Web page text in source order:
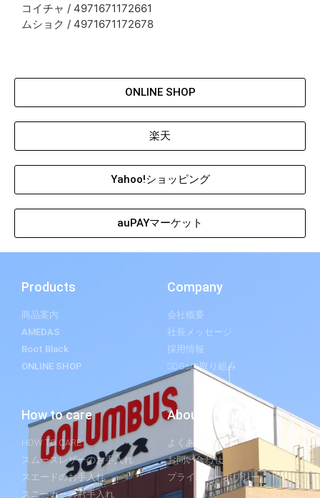
コイチャ / 4971671172661
ムショク / 4971671172678
ONLINE SHOP
楽天
Yahoo!ショッピング
auPAYマーケット
Products
商品案内
AMEDAS
Boot Black
ONLINE SHOP
Company
会社概要
社長メッセージ
採用情報
SDGsの取り組み
How to care
HOW TO CARE
スムースレザーのお手入れ
スエードのお手入れ
スニーカーのお手入れ
About
よくあるご質問
お問い合わせ
プライバシーポリシー